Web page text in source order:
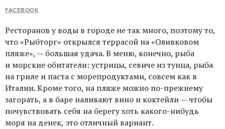
FACEBOOK
Ресторанов у воды в городе не так много, поэтому то,
что «Рыбторг» открылся террасой на «Оливковом
пляже», — большая удача. В меню, конечно, рыба
и морские обитатели: устрицы, севиче из тунца, рыба
на гриле и паста с морепродуктами, совсем как в
Италии. Кроме того, на пляже можно по-прежнему
загорать, а в баре наливают вино и коктейли — чтобы
почувствовать себя на берегу хоть какого-нибудь
моря на денек, это отличный вариант.